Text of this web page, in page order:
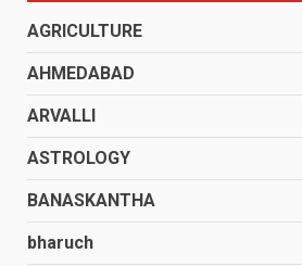
AGRICULTURE
AHMEDABAD
ARVALLI
ASTROLOGY
BANASKANTHA
bharuch